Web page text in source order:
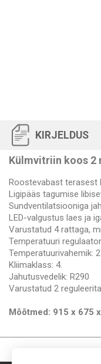
KIRJELDUS
Külmvitriin koos 2
Roostevabast terasest
Ligipääs tagumise
Sundventilatsiooniga
LED-valgustus laes ja
Varustatud 4 rattaga,
Temperatuuri
Temperatuurivahemik:
Kliimaklass: 4.
Jahutusvedelik: R290
Varustatud 2
Mõõtmed: 915 x 675